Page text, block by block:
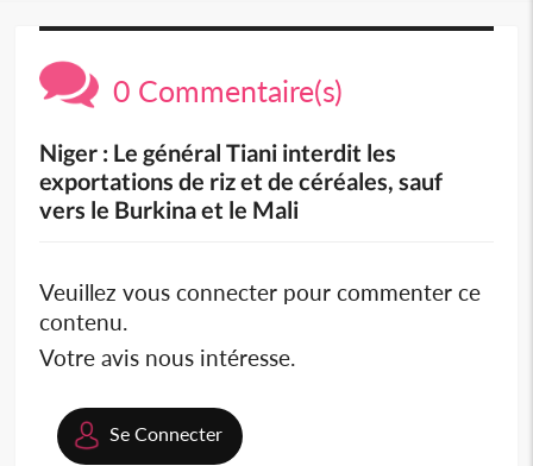
0 Commentaire(s)
Niger : Le général Tiani interdit les
exportations de riz et de céréales, sauf
vers le Burkina et le Mali
Veuillez vous connecter pour commenter ce
contenu.
Votre avis nous intéresse.
Se Connecter